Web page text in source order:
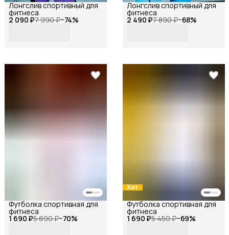
2 090 ₽7 990 ₽−74%
Лонгслив спортивный для
фитнеса
2 490 ₽7 890 ₽−68%
Лонгслив спортивный для
фитнеса
1 690 ₽5 690 ₽−70%
Футболка спортивная для
фитнеса
Хит
1 690 ₽5 450 ₽−69%
Футболка спортивная для
фитнеса